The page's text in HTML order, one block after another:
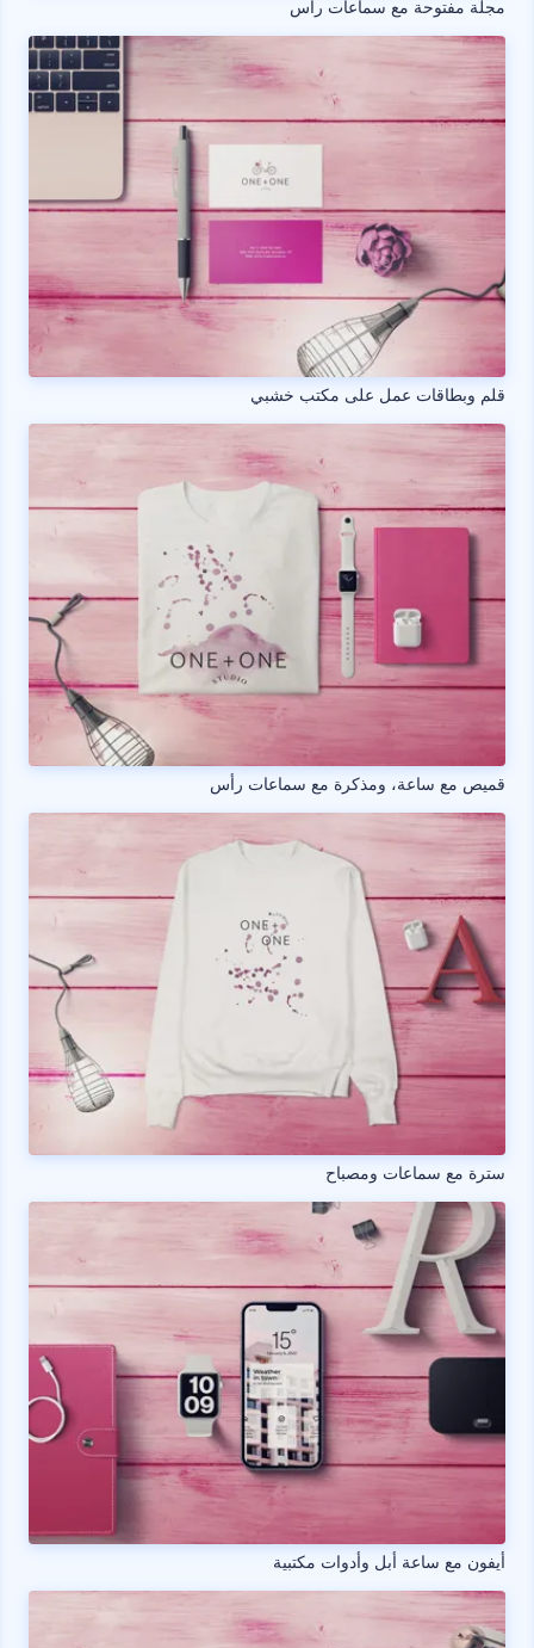
مجلة مفتوحة مع سماعات رأس
قلم وبطاقات عمل على مكتب خشبي
قميص مع ساعة، ومذكرة مع سماعات رأس
سترة مع سماعات ومصباح
أيفون مع ساعة أبل وأدوات مكتبية